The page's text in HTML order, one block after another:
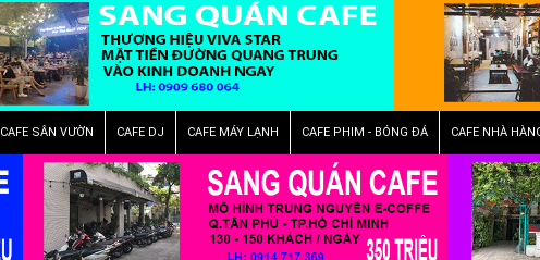
CAFE SÂN VƯỜN CAFE DJ CAFE MÁY LẠNH CAFE PHIM - BÓNG ĐÁ CAFE NHÀ